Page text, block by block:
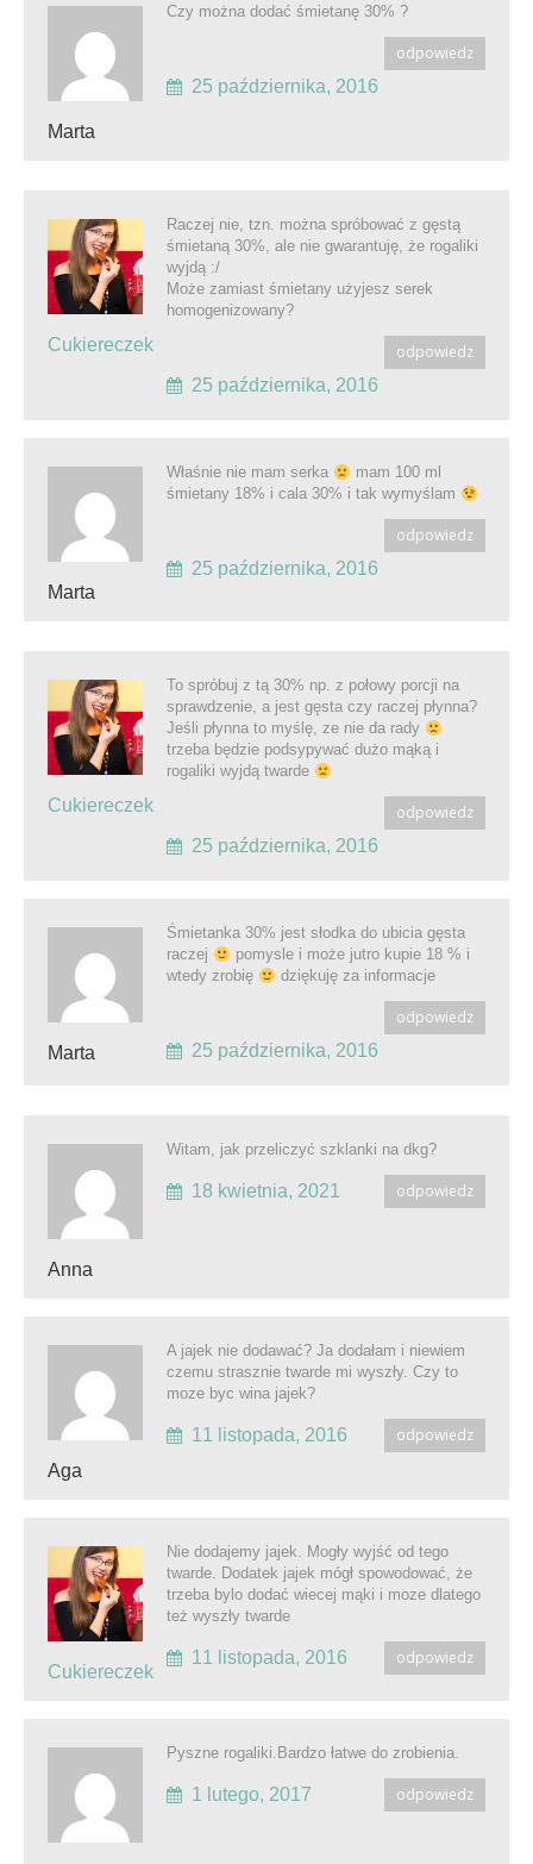
Marta
Czy można dodać śmietanę 30% ?
odpowiedz
25 października, 2016
Cukiereczek
Raczej nie, tzn. można spróbować z gęstą
śmietaną 30%, ale nie gwarantuję, że rogaliki
wyjdą :/
Może zamiast śmietany użyjesz serek
homogenizowany?
odpowiedz
25 października, 2016
Marta
Właśnie nie mam serka
mam 100 ml
śmietany 18% i cala 30% i tak wymyślam
odpowiedz
25 października, 2016
Cukiereczek
To spróbuj z tą 30% np. z połowy porcji na
sprawdzenie, a jest gęsta czy raczej płynna?
Jeśli płynna to myślę, ze nie da rady
trzeba będzie podsypywać dużo mąką i
rogaliki wyjdą twarde
odpowiedz
25 października, 2016
Marta
Śmietanka 30% jest słodka do ubicia gęsta
raczej
pomysle i może jutro kupie 18 % i
wtedy zrobię
dziękuję za informacje
odpowiedz
25 października, 2016
Anna
Witam, jak przeliczyć szklanki na dkg?
odpowiedz
18 kwietnia, 2021
Aga
A jajek nie dodawać? Ja dodałam i niewiem
czemu strasznie twarde mi wyszły. Czy to
moze byc wina jajek?
odpowiedz
11 listopada, 2016
Cukiereczek
Nie dodajemy jajek. Mogły wyjść od tego
twarde. Dodatek jajek mógł spowodować, że
trzeba bylo dodać wiecej mąki i moze dlatego
też wyszły twarde
odpowiedz
11 listopada, 2016
Pyszne rogaliki.Bardzo łatwe do zrobienia.
odpowiedz
1 lutego, 2017